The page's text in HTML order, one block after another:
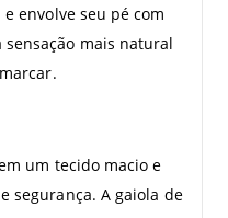
envolve seu pé com
mais natural
um tecido macio e
segurança. A gaiola de